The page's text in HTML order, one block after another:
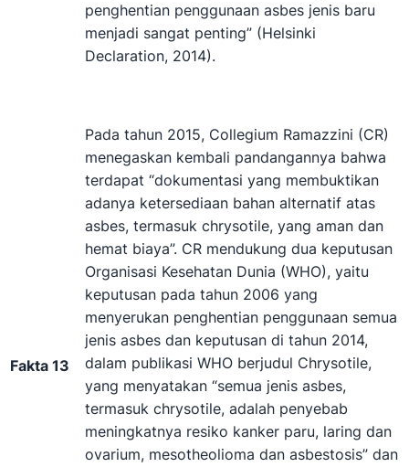
penghentian penggunaan asbes jenis baru
menjadi sangat penting” (Helsinki
Declaration, 2014).
Fakta 13
Pada tahun 2015, Collegium Ramazzini (CR)
menegaskan kembali pandangannya bahwa
terdapat “dokumentasi yang membuktikan
adanya ketersediaan bahan alternatif atas
asbes, termasuk chrysotile, yang aman dan
hemat biaya”. CR mendukung dua keputusan
Organisasi Kesehatan Dunia (WHO), yaitu
keputusan pada tahun 2006 yang
menyerukan penghentian penggunaan semua
jenis asbes dan keputusan di tahun 2014,
dalam publikasi WHO berjudul Chrysotile,
yang menyatakan “semua jenis asbes,
termasuk chrysotile, adalah penyebab
meningkatnya resiko kanker paru, laring dan
ovarium, mesotheolioma dan asbestosis” dan